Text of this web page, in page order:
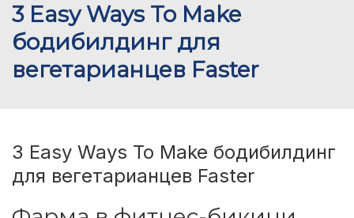
3 Easy Ways To Make
бодибилдинг для
вегетарианцев Faster
3 Easy Ways To Make бодибилдинг
для вегетарианцев Faster